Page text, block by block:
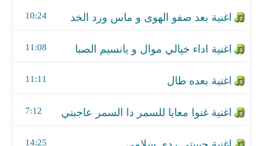
10:24
11:08
11:11
7:12
14:25